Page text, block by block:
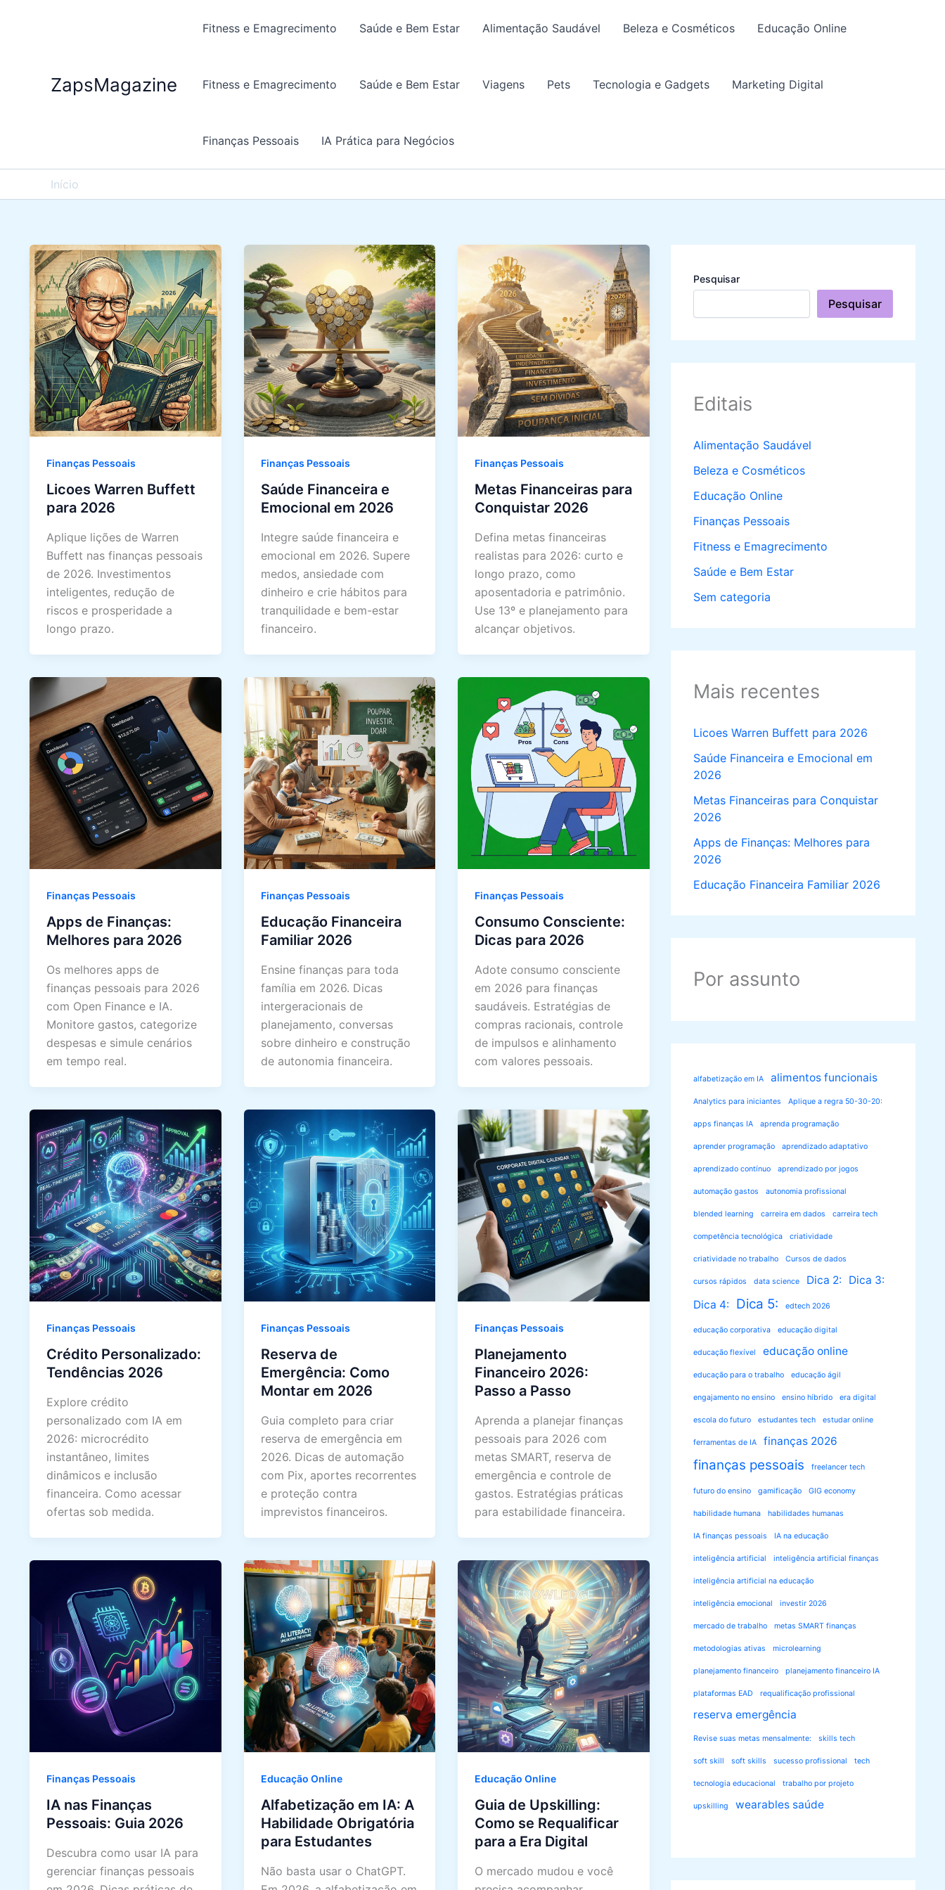
ZapsMagazine
Fitness e Emagrecimento Saúde e Bem Estar Alimentação Saudável Beleza e Cosméticos Educação Online
Fitness e Emagrecimento Saúde e Bem Estar Viagens Pets Tecnologia e Gadgets Marketing Digital
Finanças Pessoais IA Prática para Negócios
Início
Finanças Pessoais
Licoes Warren Buffett
para 2026
Aplique lições de Warren
Buffett nas finanças pessoais
de 2026. Investimentos
inteligentes, redução de
riscos e prosperidade a
longo prazo.
Finanças Pessoais
Saúde Financeira e
Emocional em 2026
Integre saúde financeira e
emocional em 2026. Supere
medos, ansiedade com
dinheiro e crie hábitos para
tranquilidade e bem-estar
financeiro.
Finanças Pessoais
Metas Financeiras para
Conquistar 2026
Defina metas financeiras
realistas para 2026: curto e
longo prazo, como
aposentadoria e patrimônio.
Use 13º e planejamento para
alcançar objetivos.
Finanças Pessoais
Apps de Finanças:
Melhores para 2026
Os melhores apps de
finanças pessoais para 2026
com Open Finance e IA.
Monitore gastos, categorize
despesas e simule cenários
em tempo real.
Finanças Pessoais
Educação Financeira
Familiar 2026
Ensine finanças para toda
família em 2026. Dicas
intergeracionais de
planejamento, conversas
sobre dinheiro e construção
de autonomia financeira.
Finanças Pessoais
Consumo Consciente:
Dicas para 2026
Adote consumo consciente
em 2026 para finanças
saudáveis. Estratégias de
compras racionais, controle
de impulsos e alinhamento
com valores pessoais.
Finanças Pessoais
Crédito Personalizado:
Tendências 2026
Explore crédito
personalizado com IA em
2026: microcrédito
instantâneo, limites
dinâmicos e inclusão
financeira. Como acessar
ofertas sob medida.
Finanças Pessoais
Reserva de
Emergência: Como
Montar em 2026
Guia completo para criar
reserva de emergência em
2026. Dicas de automação
com Pix, aportes recorrentes
e proteção contra
imprevistos financeiros.
Finanças Pessoais
Planejamento
Financeiro 2026:
Passo a Passo
Aprenda a planejar finanças
pessoais para 2026 com
metas SMART, reserva de
emergência e controle de
gastos. Estratégias práticas
para estabilidade financeira.
Finanças Pessoais
IA nas Finanças
Pessoais: Guia 2026
Descubra como usar IA para
gerenciar finanças pessoais
Educação Online
Alfabetização em IA: A
Habilidade Obrigatória
para Estudantes
Não basta usar o ChatGPT.
Educação Online
Guia de Upskilling:
Como se Requalificar
para a Era Digital
O mercado mudou e você
Pesquisar
Pesquisar
Editais
Alimentação Saudável
Beleza e Cosméticos
Educação Online
Finanças Pessoais
Fitness e Emagrecimento
Saúde e Bem Estar
Sem categoria
Mais recentes
Licoes Warren Buffett para 2026
Saúde Financeira e Emocional em
2026
Metas Financeiras para Conquistar
2026
Apps de Finanças: Melhores para
2026
Educação Financeira Familiar 2026
Por assunto
alfabetização em IA alimentos funcionais
Analytics para iniciantes Aplique a regra 50-30-20:
apps finanças IA aprenda programação
aprender programação aprendizado adaptativo
aprendizado contínuo aprendizado por jogos
automação gastos autonomia profissional
blended learning carreira em dados carreira tech
competência tecnológica criatividade
criatividade no trabalho Cursos de dados
cursos rápidos data science Dica 2:
Dica 3:
Dica 4:
Dica 5: edtech 2026
educação corporativa educação digital
educação flexível educação online
educação para o trabalho educação ágil
engajamento no ensino ensino híbrido era digital
escola do futuro estudantes tech estudar online
ferramentas de IA finanças 2026
finanças pessoais freelancer tech
futuro do ensino gamificação GIG economy
habilidade humana habilidades humanas
IA finanças pessoais IA na educação
inteligência artificial inteligência artificial finanças
inteligência artificial na educação
inteligência emocional investir 2026
mercado de trabalho metas SMART finanças
metodologias ativas microlearning
planejamento financeiro planejamento financeiro IA
plataformas EAD requalificação profissional
reserva emergência
Revise suas metas mensalmente: skills tech
soft skill soft skills sucesso profissional tech
tecnologia educacional trabalho por projeto
upskilling wearables saúde